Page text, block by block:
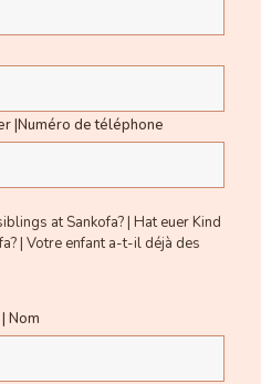
|Numéro de téléphone
at Sankofa? | Hat euer Kind
| Votre enfant a-t-il déjà des
Nom